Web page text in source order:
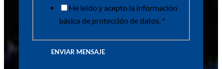
He leído y acepto la información
básica de protección de datos. *
ENVIAR MENSAJE